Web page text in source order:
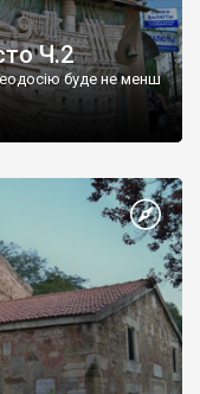
Ч.2
буде не менш